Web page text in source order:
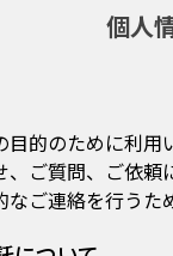
個人
的のために利用
ご質問、ご依
ご連絡を行うた